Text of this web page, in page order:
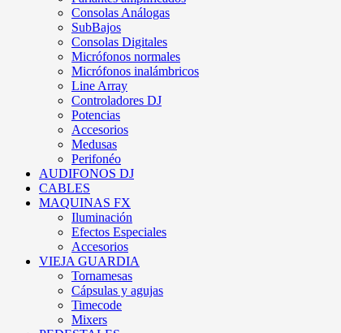
Consolas Análogas
SubBajos
Consolas Digitales
Micrófonos normales
Micrófonos inalámbricos
Line Array
Controladores DJ
Potencias
Accesorios
Medusas
Perifonéo
AUDIFONOS DJ
CABLES
MAQUINAS FX
Iluminación
Efectos Especiales
Accesorios
VIEJA GUARDIA
Tornamesas
Cápsulas y agujas
Timecode
Mixers